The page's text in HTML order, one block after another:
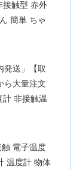
接触型 赤外
簡単 ちゃ
送」【取
ら大量注文
計 非接触温
電子温度
温度計 物体